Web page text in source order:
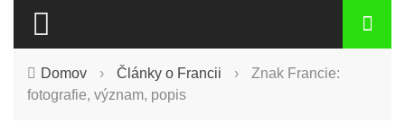
Domov › Články o Francii ›
Znak Francie:
fotografie, význam, popis